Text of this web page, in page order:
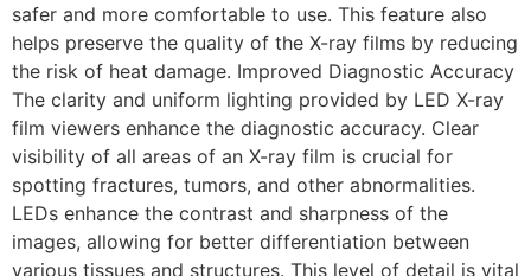
safer and more comfortable to use. This feature also
helps preserve the quality of the X-ray films by reducing
the risk of heat damage. Improved Diagnostic Accuracy
The clarity and uniform lighting provided by LED X-ray
film viewers enhance the diagnostic accuracy. Clear
visibility of all areas of an X-ray film is crucial for
spotting fractures, tumors, and other abnormalities.
LEDs enhance the contrast and sharpness of the
images, allowing for better differentiation between
various tissues and structures. This level of detail is vital